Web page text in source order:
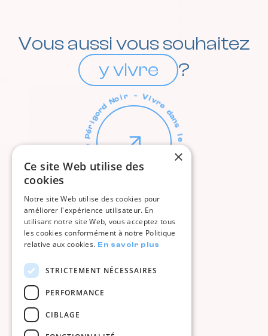
Vous aussi vous souhaitez
y vivre
?
NOUS CONTACTER
05 53 31 90 20
05 53 31 90 20
accueil.ccspn@sarlat.fr
cc-sarlatperigordnoir.fr
×
Ce site Web utilise des
cookies
Notre site Web utilise des cookies pour
améliorer l'expérience utilisateur. En
utilisant notre site Web, vous acceptez tous
les cookies conformément à notre Politique
relative aux cookies. En savoir plus
STRICTEMENT NÉCESSAIRES
PERFORMANCE
CIBLAGE